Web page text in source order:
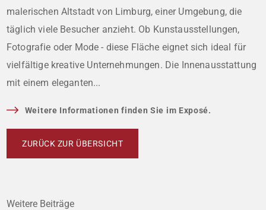
malerischen Altstadt von Limburg, einer Umgebung, die
täglich viele Besucher anzieht. Ob Kunstausstellungen,
Fotografie oder Mode - diese Fläche eignet sich ideal für
vielfältige kreative Unternehmungen. Die Innenausstattung
mit einem eleganten...
Weitere Informationen finden Sie im Exposé.
ZURÜCK ZUR ÜBERSICHT
Weitere Beiträge